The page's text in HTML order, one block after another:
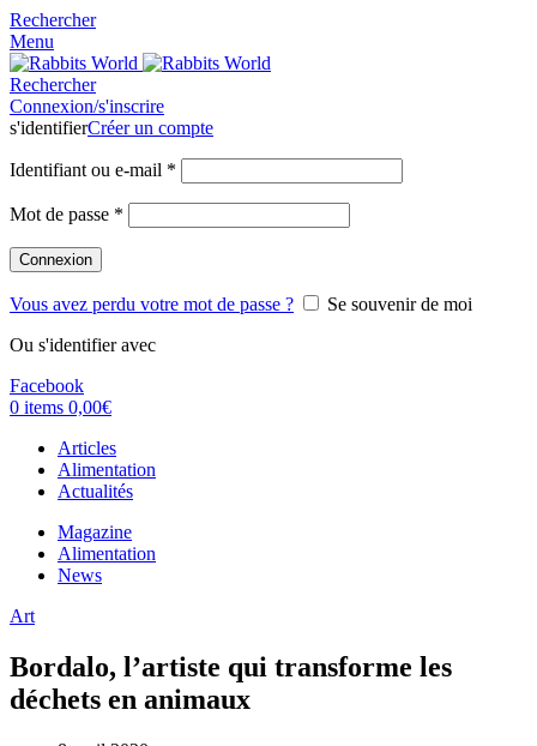
Rechercher
Menu
Rechercher
Connexion/s'inscrire
s'identifierCréer un compte
Identifiant ou e-mail *
Mot de passe *
Connexion
Vous avez perdu votre mot de passe ?
Se souvenir de moi
Ou s'identifier avec
Facebook
0 items 0,00€
Articles
Alimentation
Actualités
Magazine
Alimentation
News
Art
Bordalo, l’artiste qui transforme les
déchets en animaux